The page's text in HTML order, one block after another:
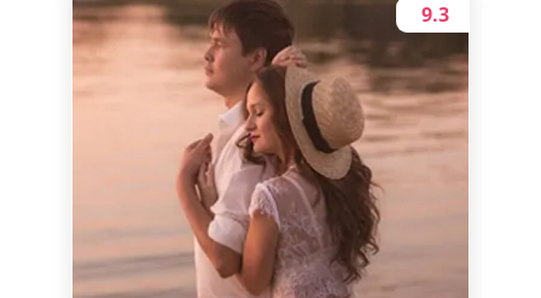
9.3